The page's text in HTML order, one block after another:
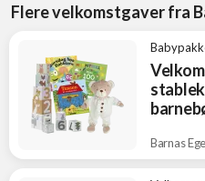
Flere velkomstgaver fra
Barnas